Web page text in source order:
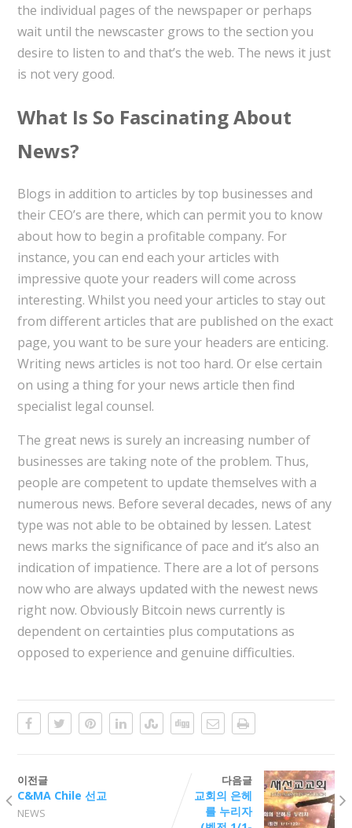
the individual pages of the newspaper or perhaps
wait until the newscaster grows to the section you
desire to listen to and that’s the web. The news it just
is not very good.
What Is So Fascinating About
News?
Blogs in addition to articles by top businesses and
their CEO’s are there, which can permit you to know
about how to begin a profitable company. For
instance, you can end each your articles with
impressive quote your readers will come across
interesting. Whilst you need your articles to stay out
from different articles that are published on the exact
page, you want to be sure your headers are enticing.
Writing news articles is not too hard. Or else certain
on using a thing for your news article then find
specialist legal counsel.
The great news is surely an increasing number of
businesses are taking note of the problem. Thus,
people are competent to update themselves with a
numerous news. Before several decades, news of any
type was not able to be obtained by lessen. Latest
news marks the significance of pace and it’s also an
indication of impatience. There are a lot of persons
now who are always updated with the newest news
right now. Obviously Bitcoin news currently is
dependent on certainties plus computations as
opposed to experience and genuine difficulties.
이전글
C&MA Chile 선교
NEWS
다음글
교회의 은헤
를 누리자